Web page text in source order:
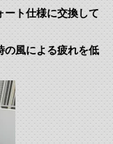
ート仕様に交換して
の風による疲れを低